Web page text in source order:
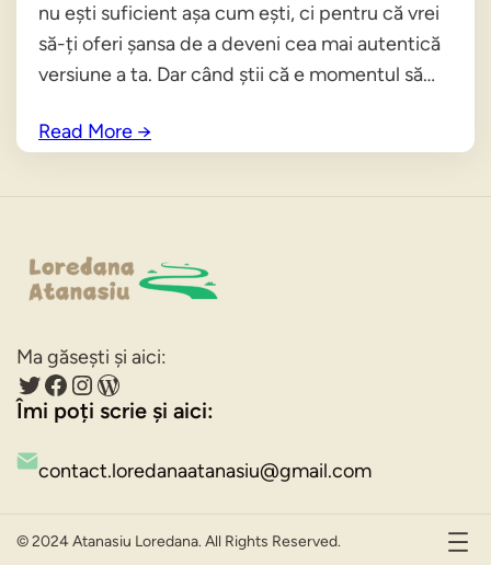
nu ești suficient așa cum ești, ci pentru că vrei
să-ți oferi șansa de a deveni cea mai autentică
versiune a ta. Dar când știi că e momentul să…
Read More →
Ma găsești și aici:
Twitter Facebook InstagramWordPress
Îmi poți scrie și aici:
contact.loredanaatanasiu@gmail.com
© 2024 Atanasiu Loredana. All Rights Reserved.